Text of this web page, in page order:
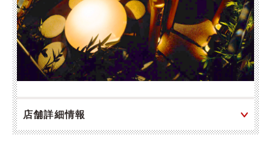
店舗詳細情報